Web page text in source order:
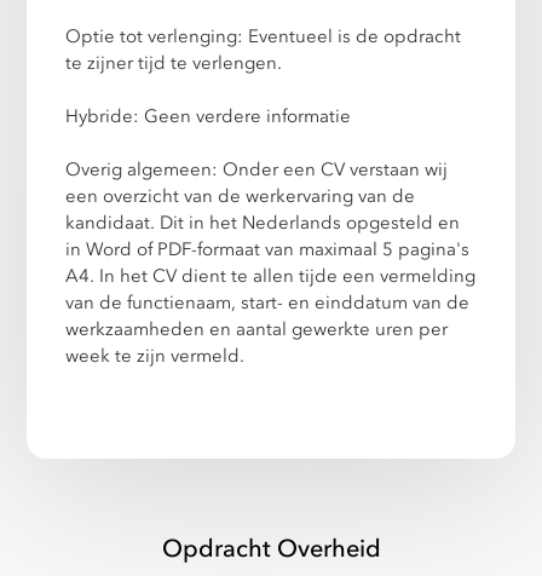
Optie tot verlenging: Eventueel is de opdracht
te zijner tijd te verlengen.
Hybride: Geen verdere informatie
Overig algemeen: Onder een CV verstaan wij
een overzicht van de werkervaring van de
kandidaat. Dit in het Nederlands opgesteld en
in Word of PDF-formaat van maximaal 5 pagina's
A4. In het CV dient te allen tijde een vermelding
van de functienaam, start- en einddatum van de
werkzaamheden en aantal gewerkte uren per
week te zijn vermeld.
Opdracht Overheid